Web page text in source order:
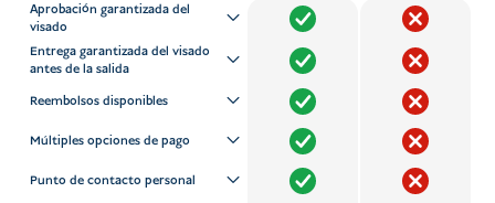
Aprobación garantizada del
visado
Entrega garantizada del visado
antes de la salida
Reembolsos disponibles
Múltiples opciones de pago
Punto de contacto personal